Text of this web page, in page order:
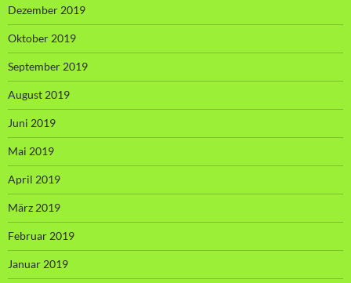
Dezember 2019
Oktober 2019
September 2019
August 2019
Juni 2019
Mai 2019
April 2019
März 2019
Februar 2019
Januar 2019